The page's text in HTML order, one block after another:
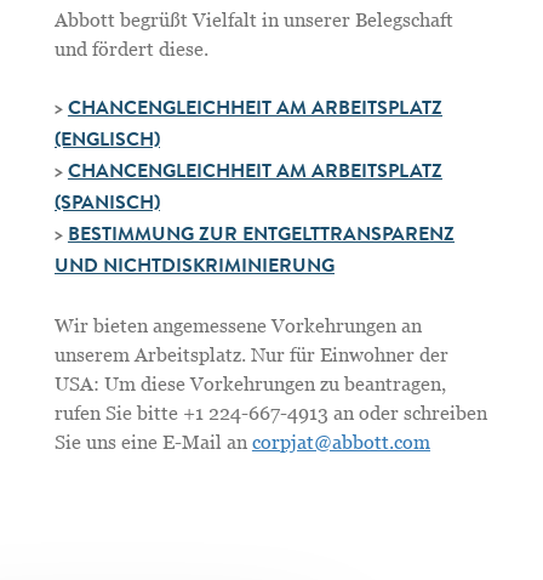
Abbott begrüßt Vielfalt in unserer Belegschaft
und fördert diese.
> CHANCENGLEICHHEIT AM ARBEITSPLATZ
(ENGLISCH)
> CHANCENGLEICHHEIT AM ARBEITSPLATZ
(SPANISCH)
> BESTIMMUNG ZUR ENTGELTTRANSPARENZ
UND NICHTDISKRIMINIERUNG
Wir bieten angemessene Vorkehrungen an
unserem Arbeitsplatz. Nur für Einwohner der
USA: Um diese Vorkehrungen zu beantragen,
rufen Sie bitte +1 224-667-4913 an oder schreiben
Sie uns eine E-Mail an corpjat@abbott.com